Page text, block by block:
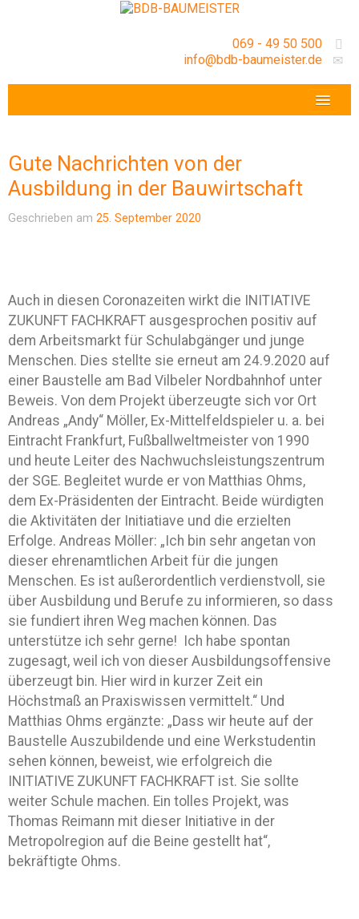
069 - 49 50 500
info@bdb-baumeister.de
GESCHÄFTSSTELLE
Gute Nachrichten von der
Ausbildung in der Bauwirtschaft
Geschrieben am 25. September 2020
Auch in diesen Coronazeiten wirkt die INITIATIVE
ZUKUNFT FACHKRAFT ausgesprochen positiv auf
dem Arbeitsmarkt für Schulabgänger und junge
Menschen. Dies stellte sie erneut am 24.9.2020 auf
einer Baustelle am Bad Vilbeler Nordbahnhof unter
Beweis. Von dem Projekt überzeugte sich vor Ort
Andreas „Andy“ Möller, Ex-Mittelfeldspieler u. a. bei
Eintracht Frankfurt, Fußballweltmeister von 1990
und heute Leiter des Nachwuchsleistungszentrum
der SGE. Begleitet wurde er von Matthias Ohms,
dem Ex-Präsidenten der Eintracht. Beide würdigten
die Aktivitäten der Initiatiave und die erzielten
Erfolge. Andreas Möller: „Ich bin sehr angetan von
dieser ehrenamtlichen Arbeit für die jungen
Menschen. Es ist außerordentlich verdienstvoll, sie
über Ausbildung und Berufe zu informieren, so dass
sie fundiert ihren Weg machen können. Das
unterstütze ich sehr gerne! Ich habe spontan
zugesagt, weil ich von dieser Ausbildungsoffensive
überzeugt bin. Hier wird in kurzer Zeit ein
Höchstmaß an Praxiswissen vermittelt.“ Und
Matthias Ohms ergänzte: „Dass wir heute auf der
Baustelle Auszubildende und eine Werkstudentin
sehen können, beweist, wie erfolgreich die
INITIATIVE ZUKUNFT FACHKRAFT ist. Sie sollte
weiter Schule machen. Ein tolles Projekt, was
Thomas Reimann mit dieser Initiative in der
Metropolregion auf die Beine gestellt hat“,
bekräftigte Ohms.